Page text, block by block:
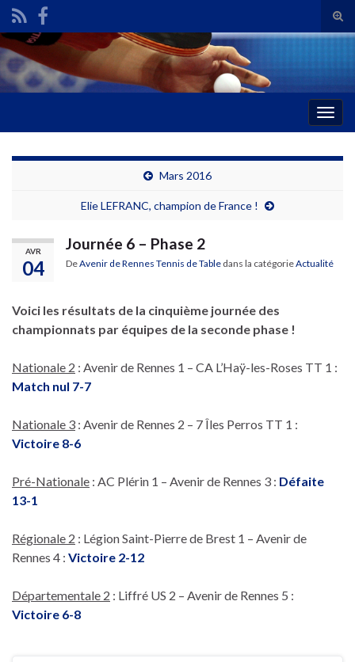
Search for:
Mars 2016
Elie LEFRANC, champion de France !
AVR
04
Journée 6 – Phase 2
DeAvenir de Rennes Tennis de Table dans la catégorieActualité
Voici les résultats de la cinquième journée des
championnats par équipes de la seconde phase !
Nationale 2 : Avenir de Rennes 1 – CA L’Haÿ-les-Roses TT 1 :
Match nul 7-7
Nationale 3 : Avenir de Rennes 2 – 7 Îles Perros TT 1 :
Victoire 8-6
Pré-Nationale : AC Plérin 1 – Avenir de Rennes 3 : Défaite
13-1
Régionale 2 : Légion Saint-Pierre de Brest 1 – Avenir de
Rennes 4 : Victoire 2-12
Départementale 2 : Liffré US 2 – Avenir de Rennes 5 :
Victoire 6-8